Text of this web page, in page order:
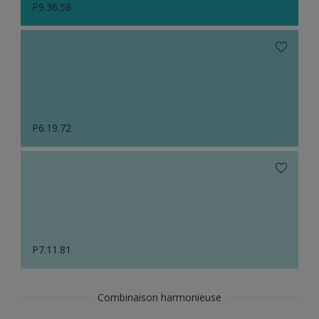
P9.36.58
P6.19.72
P7.11.81
Combinaison harmonieuse